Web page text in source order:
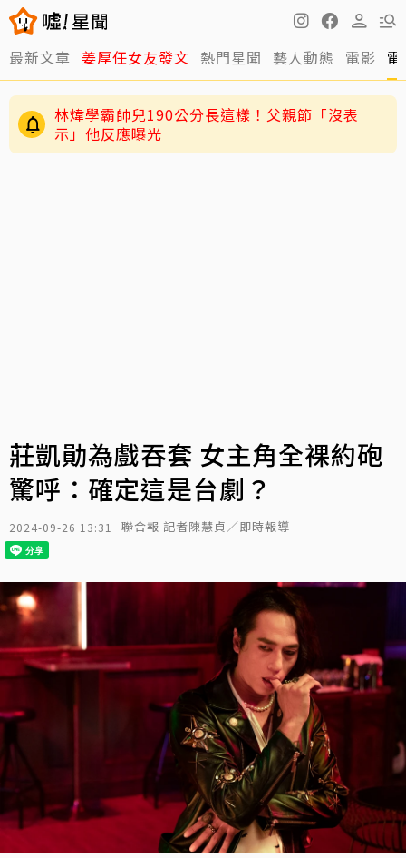
最新文章 姜厚任女友發文 熱門星聞 藝人動態 電影
林煒學霸帥兒190公分長這樣！父親節「沒表
示」他反應曝光
莊凱勛為戲吞套 女主角全裸約砲
驚呼：確定這是台劇？
2024-09-26 13:31 聯合報 記者陳慧貞／即時報導